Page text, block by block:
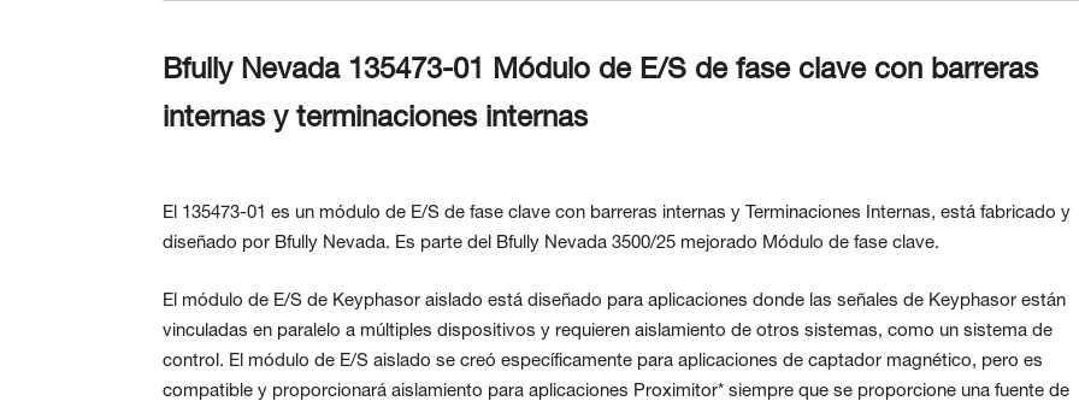
Bfully Nevada 135473-01 Módulo de E/S de fase clave con barreras
internas y terminaciones internas
El 135473-01 es un módulo de E/S de fase clave con barreras internas y
Terminaciones Internas, está fabricado y
diseñado por Bfully Nevada. Es parte del Bfully Nevada 3500/25 mejorado Módulo de fase clave.
El módulo de E/S de Keyphasor aislado está diseñado para aplicaciones donde las señales de Keyphasor están
vinculadas en paralelo a múltiples dispositivos y requieren aislamiento de otros sistemas, como un sistema de
control. El módulo de E/S aislado se creó específicamente para aplicaciones de captador magnético, pero es
compatible y proporcionará aislamiento para aplicaciones Proximitor* siempre que se proporcione una fuente de